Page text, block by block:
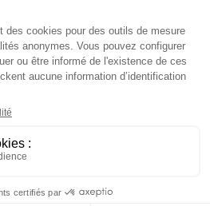
• S'inscrire à notre newsletter
Plan du site • Nous contacter